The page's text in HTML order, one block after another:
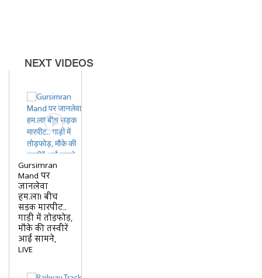
NEXT VIDEOS
Gursimran
Mand पर
जानलेवा
हम.ला! बीच
सड़क मारपीट..
गाड़ी में तोड़फोड़,
मौके की तस्वीरें
आईं सामने,
LIVE